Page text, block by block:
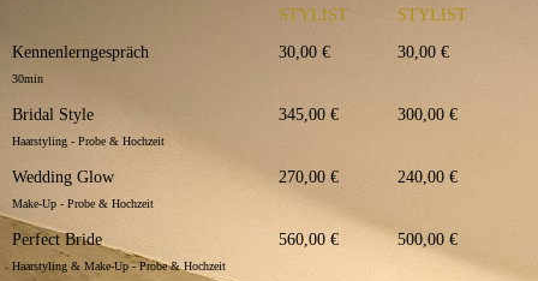
STYLIST
STYLIST
Kennenlerngespräch
30min
30,00 € 30,00 €
Bridal Style
Haarstyling - Probe & Hochzeit
345,00 € 300,00 €
Wedding Glow
Make-Up - Probe & Hochzeit
270,00 € 240,00 €
Perfect Bride
Haarstyling & Make-Up - Probe & Hochzeit
560,00 € 500,00 €